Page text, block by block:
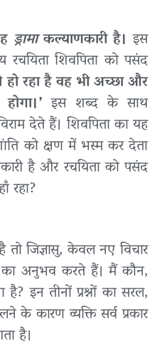
ड्रामाकल्याणकारी है।इस
शिवपिता को पसंद
रहा है वह भी अच्छा और
इस शब्द के साथ
देते हैं। शिवपिता का यह
को क्षण में भस्म कर देता
है और रचयिता को पसंद
रहा?
जिज्ञासु, केवल नए विचार
का अनुभव करते हैं। मैं कौन,
इन तीनों प्रश्नों का सरल,
के कारण व्यक्ति सर्व प्रकार
है।